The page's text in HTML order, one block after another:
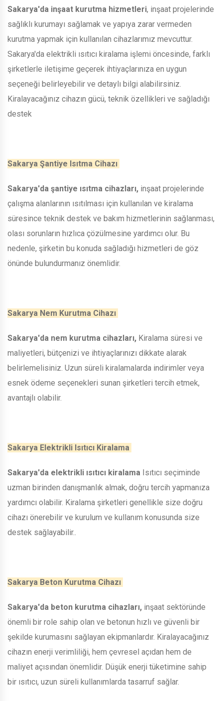
Sakarya'da inşaat kurutma hizmetleri, inşaat projelerinde
sağlıklı kurumayı sağlamak ve yapıya zarar vermeden
kurutma yapmak için kullanılan cihazlarımız mevcuttur.
Sakarya'da elektrikli ısıtıcı kiralama işlemi öncesinde, farklı
şirketlerle iletişime geçerek ihtiyaçlarınıza en uygun
seçeneği belirleyebilir ve detaylı bilgi alabilirsiniz.
Kiralayacağınız cihazın gücü, teknik özellikleri ve sağladığı
destek
Sakarya Şantiye Isıtma Cihazı
Sakarya'da şantiye ısıtma cihazları, inşaat projelerinde
çalışma alanlarının ısıtılması için kullanılan ve kiralama
süresince teknik destek ve bakım hizmetlerinin sağlanması,
olası sorunların hızlıca çözülmesine yardımcı olur. Bu
nedenle, şirketin bu konuda sağladığı hizmetleri de göz
önünde bulundurmanız önemlidir.
Sakarya Nem Kurutma Cihazı
Sakarya'da nem kurutma cihazları, Kiralama süresi ve
maliyetleri, bütçenizi ve ihtiyaçlarınızı dikkate alarak
belirlemelisiniz. Uzun süreli kiralamalarda indirimler veya
esnek ödeme seçenekleri sunan şirketleri tercih etmek,
avantajlı olabilir.
Sakarya Elektrikli Isıtıcı Kiralama
Sakarya'da elektrikli ısıtıcı kiralama Isıtıcı seçiminde
uzman birinden danışmanlık almak, doğru tercih yapmanıza
yardımcı olabilir. Kiralama şirketleri genellikle size doğru
cihazı önerebilir ve kurulum ve kullanım konusunda size
destek sağlayabilir..
Sakarya Beton Kurutma Cihazı
Sakarya'da beton kurutma cihazları, inşaat sektöründe
önemli bir role sahip olan ve betonun hızlı ve güvenli bir
şekilde kurumasını sağlayan ekipmanlardır. Kiralayacağınız
cihazın enerji verimliliği, hem çevresel açıdan hem de
maliyet açısından önemlidir. Düşük enerji tüketimine sahip
bir ısıtıcı, uzun süreli kullanımlarda tasarruf sağlar.